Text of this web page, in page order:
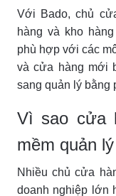
Với Bado, chủ
hàng và kho
phù hợp với các
và cửa hàng mới
sang quản lý bằng
Vì sao cửa
mềm quản
Nhiều chủ cửa
doanh nghiệp lớn